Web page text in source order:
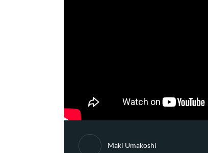
Maki Umakoshi